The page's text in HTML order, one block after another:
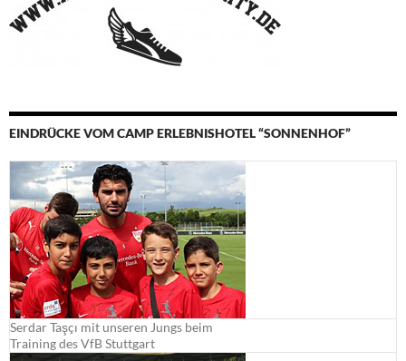
EINDRÜCKE VOM CAMP ERLEBNISHOTEL “SONNENHOF”
Serdar Taşçı mit unseren Jungs beim
Training des VfB Stuttgart